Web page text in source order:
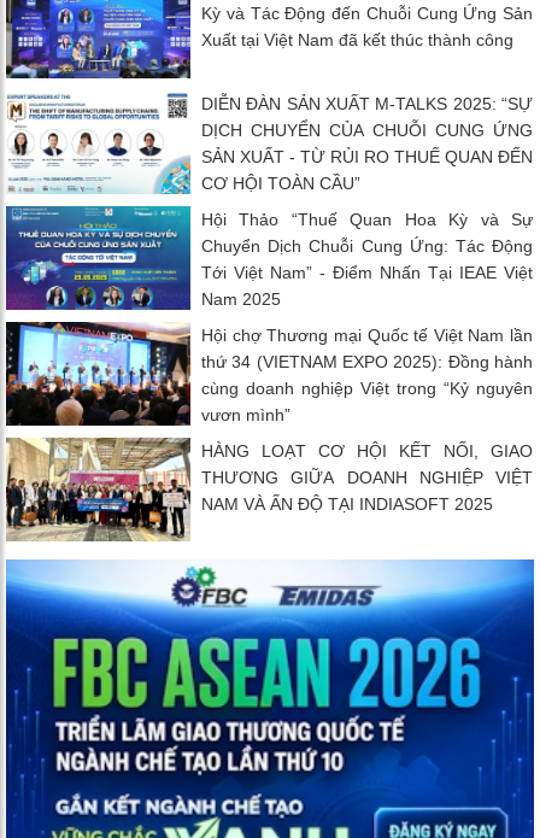
Kỳ và Tác Động đến Chuỗi Cung Ứng Sản
Xuất tại Việt Nam đã kết thúc thành công
DIỄN ĐÀN SẢN XUẤT M-TALKS 2025: “SỰ
DỊCH CHUYỂN CỦA CHUỖI CUNG ỨNG
SẢN XUẤT - TỪ RỦI RO THUẾ QUAN ĐẾN
CƠ HỘI TOÀN CẦU”
Hội Thảo “Thuế Quan Hoa Kỳ và Sự
Chuyển Dịch Chuỗi Cung Ứng: Tác Động
Tới Việt Nam” - Điểm Nhấn Tại IEAE Việt
Nam 2025
Hội chợ Thương mại Quốc tế Việt Nam lần
thứ 34 (VIETNAM EXPO 2025): Đồng hành
cùng doanh nghiệp Việt trong “Kỷ nguyên
vươn mình”
HÀNG LOẠT CƠ HỘI KẾT NỐI, GIAO
THƯƠNG GIỮA DOANH NGHIỆP VIỆT
NAM VÀ ẤN ĐỘ TẠI INDIASOFT 2025